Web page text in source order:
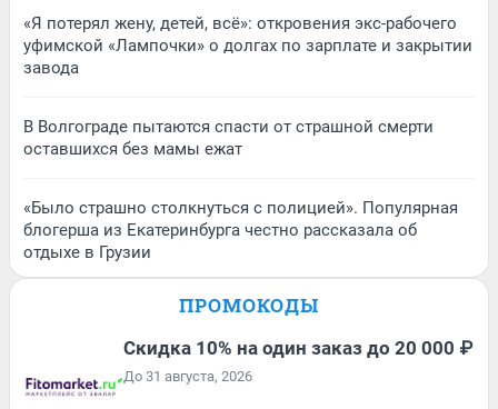
«Я потерял жену, детей, всё»: откровения экс-рабочего
уфимской «Лампочки» о долгах по зарплате и закрытии
завода
В Волгограде пытаются спасти от страшной смерти
оставшихся без мамы ежат
«Было страшно столкнуться с полицией». Популярная
блогерша из Екатеринбурга честно рассказала об
отдыхе в Грузии
ПРОМОКОДЫ
Скидка 10% на один заказ до 20 000 ₽
До 31 августа, 2026